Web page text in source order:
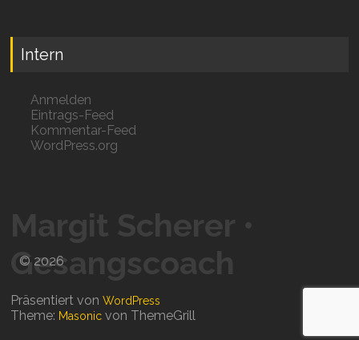
Intern
Anmelden
Eintrags-Feed
Kommentar-Feed
WordPress.org
Margit Scherer
© 2026
Präsentiert vonWordPress
Theme: Masonic von ThemeGrill